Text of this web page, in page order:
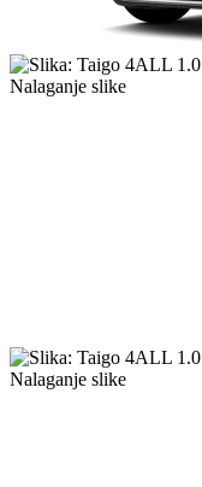
Nalaganje slike
Nalaganje slike